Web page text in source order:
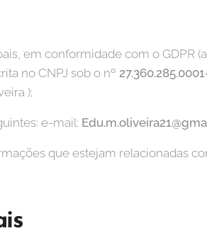
em conformidade com o GDPR
no CNPJ sob o nº
);
e-mail:
que estejam relacionadas